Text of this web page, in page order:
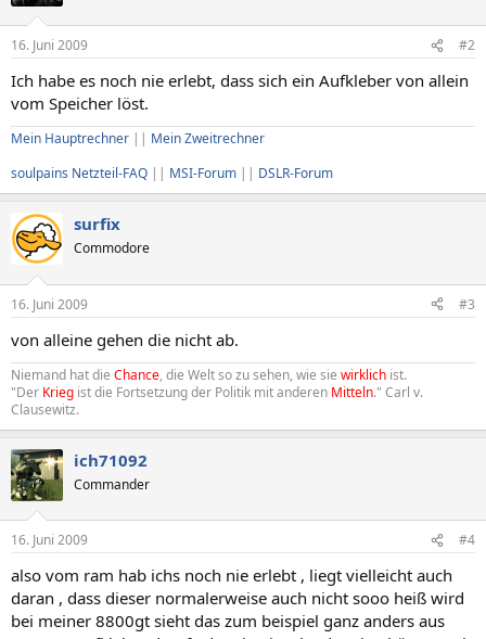
16. Juni 2009 #2
Ich habe es noch nie erlebt, dass sich ein Aufkleber von allein
vom Speicher löst.
Mein Hauptrechner || Mein Zweitrechner
soulpains Netzteil-FAQ || MSI-Forum || DSLR-Forum
surfix
Commodore
16. Juni 2009 #3
von alleine gehen die nicht ab.
Niemand hat die Chance, die Welt so zu sehen, wie sie wirklich ist.
"Der Krieg ist die Fortsetzung der Politik mit anderen Mitteln." Carl v.
Clausewitz.
ich71092
Commander
16. Juni 2009 #4
also vom ram hab ichs noch nie erlebt , liegt vielleicht auch
daran , dass dieser normalerweise auch nicht sooo heiß wird
bei meiner 8800gt sieht das zum beispiel ganz anders aus